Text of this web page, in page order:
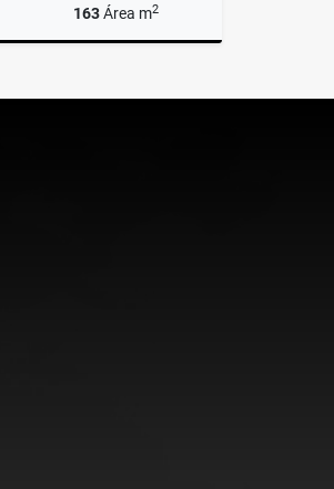
163Área m2
$1.660.000.000